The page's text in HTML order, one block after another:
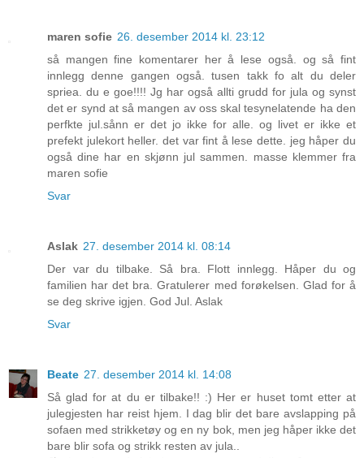
maren sofie 26. desember 2014 kl. 23:12
så mangen fine komentarer her å lese også. og så fint
innlegg denne gangen også. tusen takk fo alt du deler
spriea. du e goe!!!! Jg har også allti grudd for jula og synst
det er synd at så mangen av oss skal tesynelatende ha den
perfkte jul.sånn er det jo ikke for alle. og livet er ikke et
prefekt julekort heller. det var fint å lese dette. jeg håper du
også dine har en skjønn jul sammen. masse klemmer fra
maren sofie
Svar
Aslak 27. desember 2014 kl. 08:14
Der var du tilbake. Så bra. Flott innlegg. Håper du og
familien har det bra. Gratulerer med forøkelsen. Glad for å
se deg skrive igjen. God Jul. Aslak
Svar
Beate 27. desember 2014 kl. 14:08
Så glad for at du er tilbake!! :) Her er huset tomt etter at
julegjesten har reist hjem. I dag blir det bare avslapping på
sofaen med strikketøy og en ny bok, men jeg håper ikke det
bare blir sofa og strikk resten av jula..